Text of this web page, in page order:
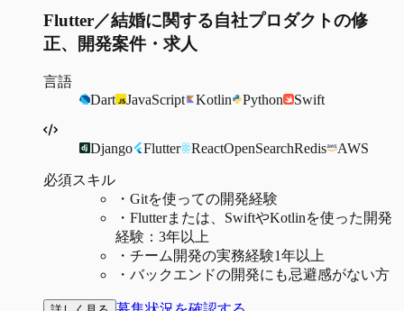
Flutter／結婚に関する自社プロダクトの修
正、開発案件・求人
言語
Dart
JavaScript Kotlin Python Swift
Django Flutter ReactOpenSearchRedis AWS
必須スキル
・ Gitを使っての開発経験
・ Flutterまたは、SwiftやKotlinを使った開発
経験：3年以上
・ チーム開発の実務経験1年以上
・ バックエンドの開発にも忌避感がない方